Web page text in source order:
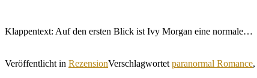
Klappentext: Auf den ersten Blick ist Ivy Morgan eine normale…
Veröffentlicht in RezensionVerschlagwortet paranormal Romance,